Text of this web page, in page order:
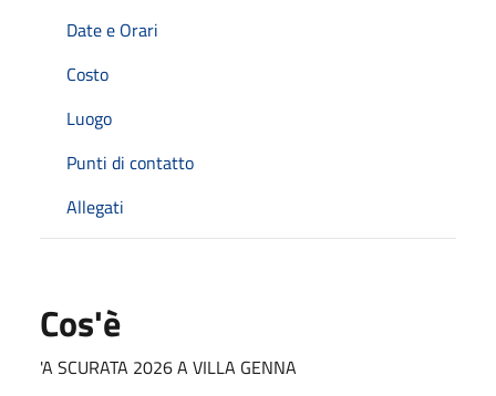
Date e Orari
Costo
Luogo
Punti di contatto
Allegati
Cos'è
'A SCURATA 2026 A VILLA GENNA